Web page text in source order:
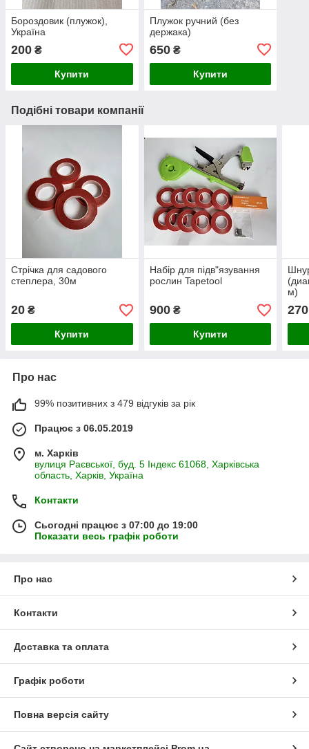
Бороздовик (плужок),
Україна
200 ₴
Купити
Плужок ручний (без
держака)
650₴
Купити
Подібні товари компанії
Стрічка для садового
степлера, 30м
20 ₴
Купити
Набір для підв"язування
рослин Tapetool
900₴
Купити
м)
270
Про нас
99% позитивних з 479 відгуків за рік
Працює з 06.05.2019
м. Харків
вулиця Раєвської, буд. 5 Індекс 61068, Харківська
область, Харків, Україна
Контакти
Сьогодні працює з 07:00 до 19:00
Показати весь графік роботи
Про нас
Контакти
Доставка та оплата
Графік роботи
Повна версія сайту